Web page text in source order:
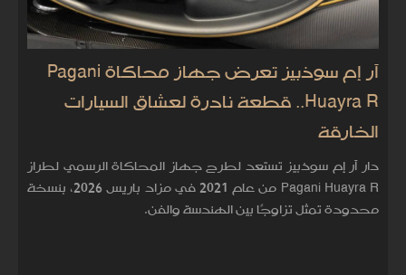
آر إم سوذبيز تعرض جهاز محاكاة Pagani
Huayra R.. قطعة نادرة لعشاق السيارات
الخارقة
دار آر إم سوذبيز تستعد لطرح جهاز المحاكاة الرسمي لطراز
Pagani Huayra R من عام 2021 في مزاد باريس 2026، بنسخة
محدودة تمثل تزاوجًا بين الهندسة والفن.